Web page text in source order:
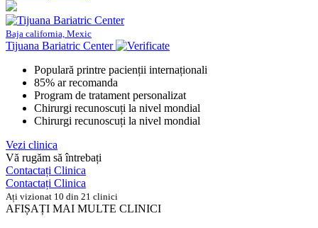
Baja california, Mexic
Tijuana Bariatric Center
Populară printre pacienții internaționali
85% ar recomanda
Program de tratament personalizat
Chirurgi recunoscuți la nivel mondial
Chirurgi recunoscuți la nivel mondial
Vezi clinica
Vă rugăm să întrebați
Contactați Clinica
Contactați Clinica
Ați vizionat 10 din 21 clinici
AFIȘAȚI MAI MULTE CLINICI